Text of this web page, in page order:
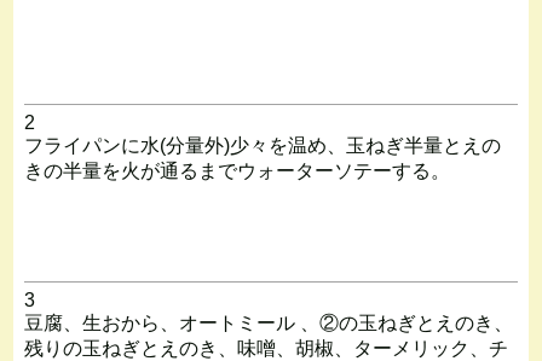
2
フライパンに水(分量外)少々を温め、玉ねぎ半量とえの
きの半量を火が通るまでウォーターソテーする。
3
豆腐、生おから、オートミール 、②の玉ねぎとえのき、
残りの玉ねぎとえのき、味噌、胡椒、ターメリック、チ